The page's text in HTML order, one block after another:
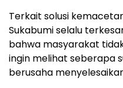
Terkait solusi
Sukabumi selalu
bahwa masyarakat
ingin melihat seberapa
berusaha